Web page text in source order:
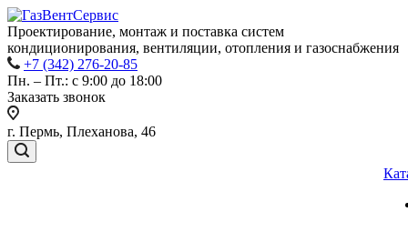
Проектирование, монтаж и поставка систем
кондиционирования, вентиляции, отопления и газоснабжения
+7 (342) 276-20-85
Пн. – Пт.: с 9:00 до 18:00
Заказать звонок
г. Пермь, Плеханова, 46